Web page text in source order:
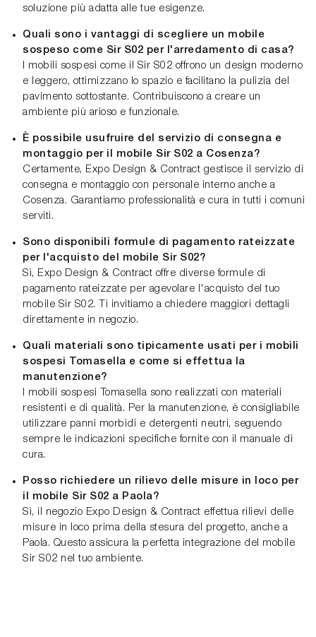
soluzione più adatta alle tue esigenze.
Quali sono i vantaggi di scegliere un mobile
sospeso come Sir S02 per l'arredamento di casa?
I mobili sospesi come il Sir S02 offrono un design moderno
e leggero, ottimizzano lo spazio e facilitano la pulizia del
pavimento sottostante. Contribuiscono a creare un
ambiente più arioso e funzionale.
È possibile usufruire del servizio di consegna e
montaggio per il mobile Sir S02 a Cosenza?
Certamente, Expo Design & Contract gestisce il servizio di
consegna e montaggio con personale interno anche a
Cosenza. Garantiamo professionalità e cura in tutti i comuni
serviti.
Sono disponibili formule di pagamento rateizzate
per l'acquisto del mobile Sir S02?
Sì, Expo Design & Contract offre diverse formule di
pagamento rateizzate per agevolare l'acquisto del tuo
mobile Sir S02. Ti invitiamo a chiedere maggiori dettagli
direttamente in negozio.
Quali materiali sono tipicamente usati per i mobili
sospesi Tomasella e come si effettua la
manutenzione?
I mobili sospesi Tomasella sono realizzati con materiali
resistenti e di qualità. Per la manutenzione, è consigliabile
utilizzare panni morbidi e detergenti neutri, seguendo
sempre le indicazioni specifiche fornite con il manuale di
cura.
Posso richiedere un rilievo delle misure in loco per
il mobile Sir S02 a Paola?
Sì, il negozio Expo Design & Contract effettua rilievi delle
misure in loco prima della stesura del progetto, anche a
Paola. Questo assicura la perfetta integrazione del mobile
Sir S02 nel tuo ambiente.